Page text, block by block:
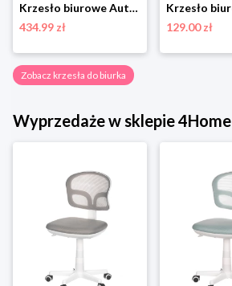
Krzesło biurowe Autronic KA-E305 GREY
434.99 zł
129.00 zł
Zobacz krzesła do biurka
Wyprzedaże w sklepie 4Home